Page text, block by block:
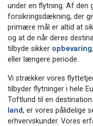
under en flytning. Af den
forsikringsdækning, der
primære mål er altid at
og at de når deres
tilbyde sikker opbevaring
eller længere periode.
Vi strækker vores
tilbyder flytninger i hele
Toftlund til en
land, er vores pålidelige
erhvervskunder. Vores